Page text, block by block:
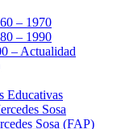
– 1970
– 1990
– Actualidad
Educativas
Sosa
Sosa (FAP)